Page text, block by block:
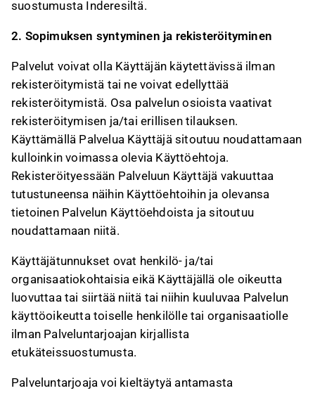
suostumusta Inderesiltä.
2. Sopimuksen syntyminen ja rekisteröityminen
Palvelut voivat olla Käyttäjän käytettävissä ilman
rekisteröitymistä tai ne voivat edellyttää
rekisteröitymistä. Osa palvelun osioista vaativat
rekisteröitymisen ja/tai erillisen tilauksen.
Käyttämällä Palvelua Käyttäjä sitoutuu noudattamaan
kulloinkin voimassa olevia Käyttöehtoja.
Rekisteröityessään Palveluun Käyttäjä vakuuttaa
tutustuneensa näihin Käyttöehtoihin ja olevansa
tietoinen Palvelun Käyttöehdoista ja sitoutuu
noudattamaan niitä.
Käyttäjätunnukset ovat henkilö- ja/tai
organisaatiokohtaisia eikä Käyttäjällä ole oikeutta
luovuttaa tai siirtää niitä tai niihin kuuluvaa Palvelun
käyttöoikeutta toiselle henkilölle tai organisaatiolle
ilman Palveluntarjoajan kirjallista
etukäteissuostumusta.
Palveluntarjoaja voi kieltäytyä antamasta